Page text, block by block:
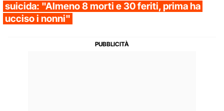
suicida: "Almeno 8 morti e 30 feriti, prima ha
ucciso i nonni"